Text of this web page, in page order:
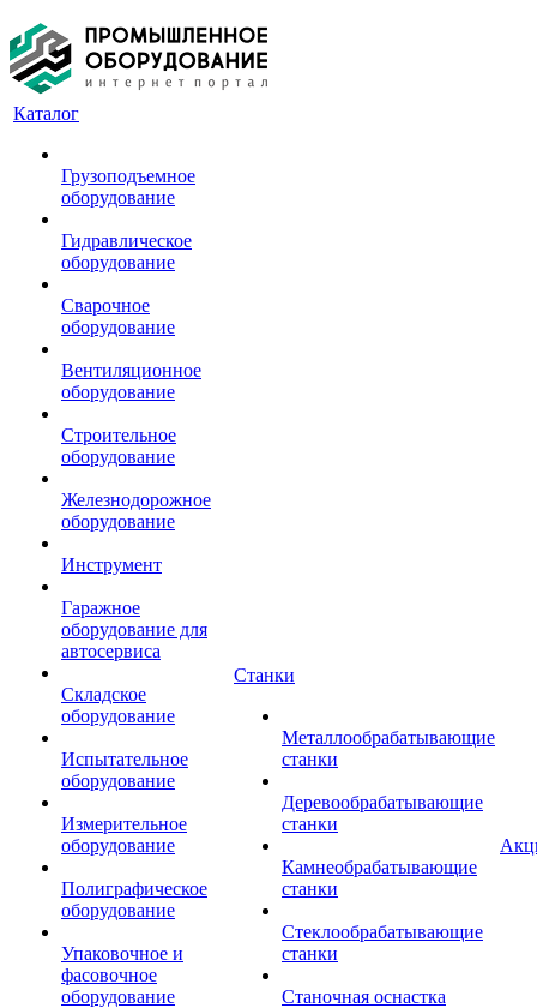
Каталог
Грузоподъемное
оборудование
Гидравлическое
оборудование
Сварочное
оборудование
Вентиляционное
оборудование
Строительное
оборудование
Железнодорожное
оборудование
Инструмент
Гаражное
оборудование для
автосервиса
Складское
оборудование
Испытательное
оборудование
Измерительное
оборудование
Полиграфическое
оборудование
Упаковочное и
фасовочное
оборудование
Станки
Металлообрабатывающие
станки
Деревообрабатывающие
станки
Камнеобрабатывающие
станки
Стеклообрабатывающие
станки
Станочная оснастка